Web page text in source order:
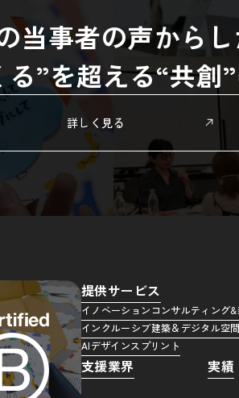
当事者の声から
る”を超える“共創
詳しく見る
提供サービス
イノベーションコンサルティング
インクルーシブ建築＆デジタル空
AIデザインスプリント
支援業界 実績